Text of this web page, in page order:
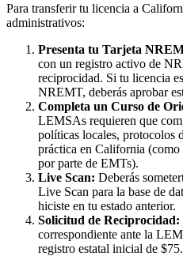
Para transferir tu licencia a
administrativos:
Presenta tu Tarjeta
con un registro activo de
reciprocidad. Si tu licencia
NREMT, deberás aprobar
Completa un Curso de
LEMSAs requieren que
políticas locales, protocolos
práctica en California
por parte de EMTs).
Live Scan: Deberás
Live Scan para la base de
hiciste en tu estado anterior.
Solicitud de Reciprocidad:
correspondiente ante la
registro estatal inicial de $75.